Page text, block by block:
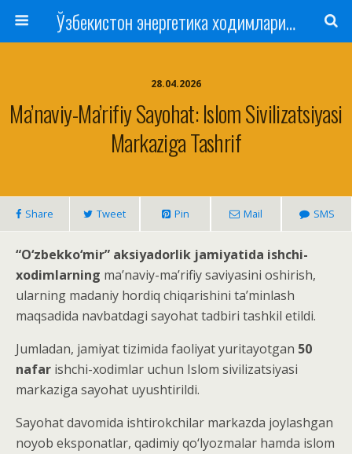
Ўзбекистон энергетика ходимлари касаба уюшмаси
28.04.2026
Ma’naviy-Ma’rifiy Sayohat: Islom Sivilizatsiyasi
Markaziga Tashrif
Share Tweet Pin Mail SMS
“O‘zbekko‘mir” aksiyadorlik jamiyatida ishchi-
xodimlarning ma’naviy-ma’rifiy saviyasini oshirish,
ularning madaniy hordiq chiqarishini ta’minlash
maqsadida navbatdagi sayohat tadbiri tashkil etildi.
Jumladan, jamiyat tizimida faoliyat yuritayotgan 50
nafar ishchi-xodimlar uchun Islom sivilizatsiyasi
markaziga sayohat uyushtirildi.
Sayohat davomida ishtirokchilar markazda joylashgan
noyob eksponatlar, qadimiy qo‘lyozmalar hamda islom